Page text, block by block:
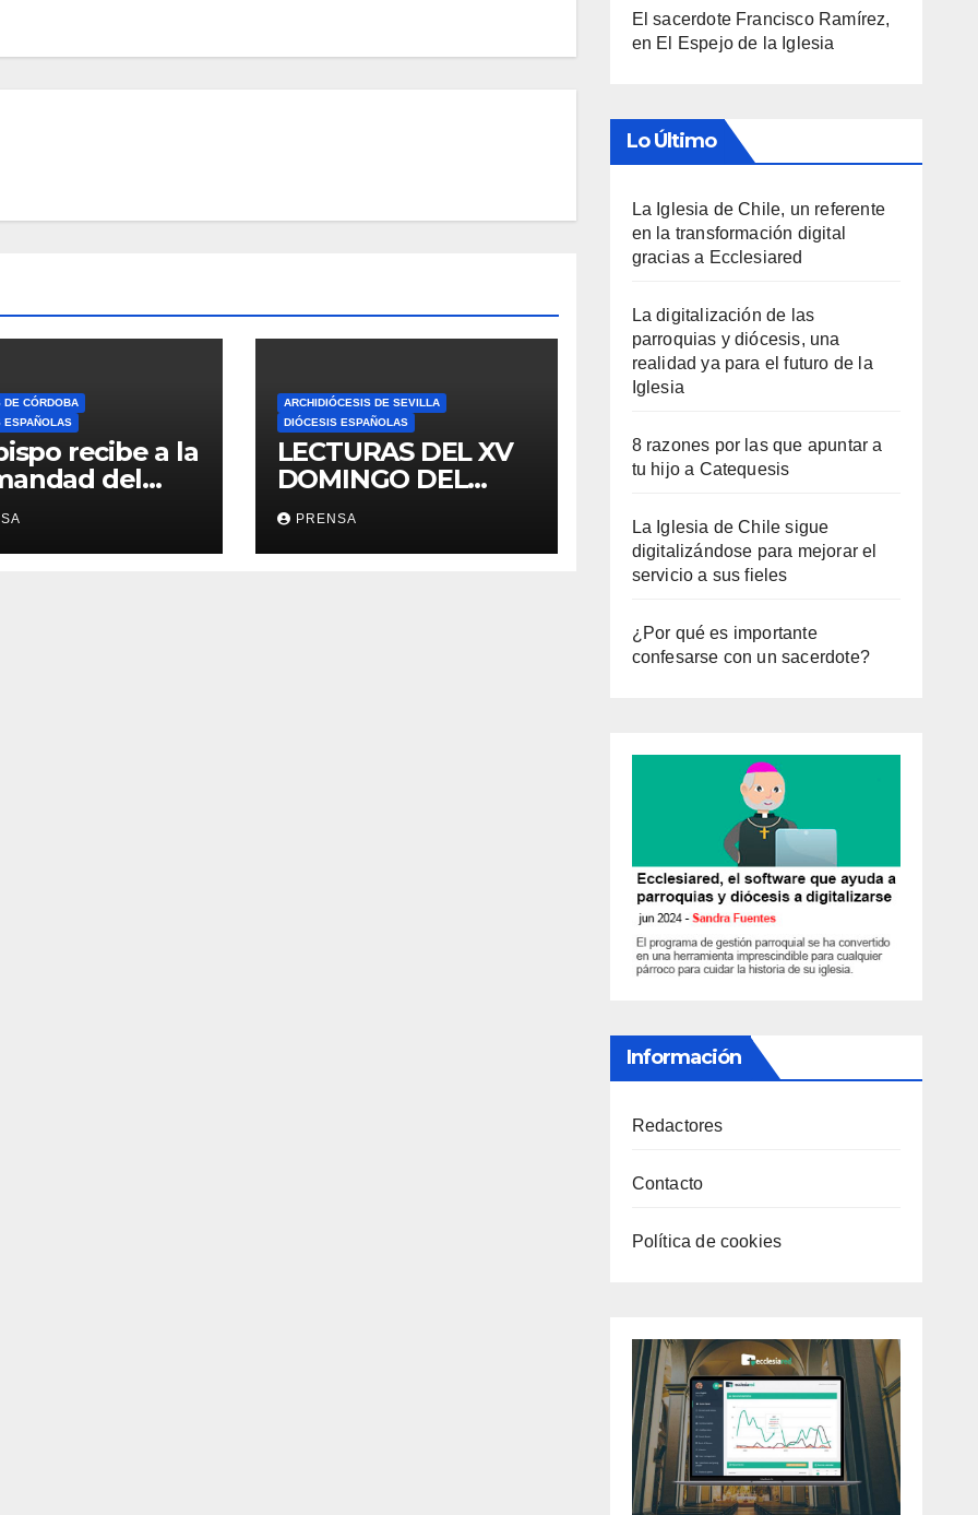
DE CÓRDOBA
ESPAÑOLAS
recibe a la
del
ARCHIDIÓCESIS DE SEVILLA
DIÓCESIS ESPAÑOLAS
LECTURAS DEL XV
DOMINGO DEL
TIEMPO
ORDINARIO (A)
PRENSA
El sacerdote Francisco Ramírez,
en El Espejo de la Iglesia
Lo Último
La Iglesia de Chile, un referente
en la transformación digital
gracias a Ecclesiared
La digitalización de las
parroquias y diócesis, una
realidad ya para el futuro de la
Iglesia
8 razones por las que apuntar a
tu hijo a Catequesis
La Iglesia de Chile sigue
digitalizándose para mejorar el
servicio a sus fieles
¿Por qué es importante
confesarse con un sacerdote?
Información
Redactores
Contacto
Política de cookies